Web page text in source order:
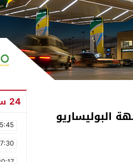
البوليساريو
24 ساعة